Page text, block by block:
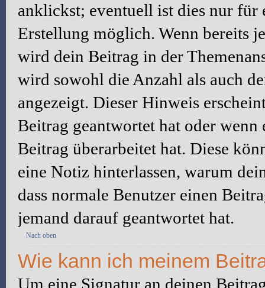
anklickst; eventuell ist dies nur für
Erstellung möglich. Wenn bereits
wird dein Beitrag in der
wird sowohl die Anzahl als auch
angezeigt. Dieser Hinweis
Beitrag geantwortet hat oder
Beitrag überarbeitet hat. Diese
eine Notiz hinterlassen, warum
dass normale Benutzer einen
jemand darauf geantwortet hat.
Nach oben
Wie kann ich meinem
Um eine Signatur an deinen